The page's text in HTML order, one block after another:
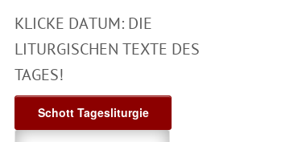
KLICKE DATUM: DIE
LITURGISCHEN TEXTE DES
TAGES!
Schott Tagesliturgie